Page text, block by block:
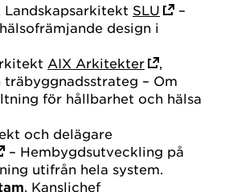
, Landskapsarkitekt SLU
–
design i
AIX Arkitekter
– Om
för hållbarhet och hälsa
och delägare
– Hembygdsutveckling på
utifrån hela system.
, Kanslichef